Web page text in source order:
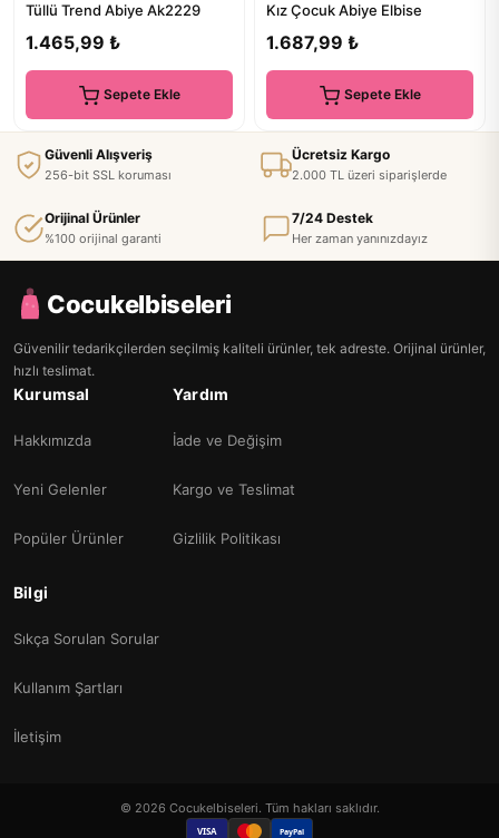
Tüllü Trend Abiye Ak2229
1.465,99 ₺
Sepete Ekle
Kız Çocuk Abiye Elbise
1.687,99 ₺
Sepete Ekle
Güvenli Alışveriş
256-bit SSL koruması
Ücretsiz Kargo
2.000 TL üzeri siparişlerde
Orijinal Ürünler
%100 orijinal garanti
7/24 Destek
Her zaman yanınızdayız
Cocukelbiseleri
Güvenilir tedarikçilerden seçilmiş kaliteli ürünler, tek adreste. Orijinal ürünler,
hızlı teslimat.
Kurumsal
Hakkımızda
Yeni Gelenler
Popüler Ürünler
Yardım
İade ve Değişim
Kargo ve Teslimat
Gizlilik Politikası
Bilgi
Sıkça Sorulan Sorular
Kullanım Şartları
İletişim
© 2026 Cocukelbiseleri. Tüm hakları saklıdır.
VISA PayPal